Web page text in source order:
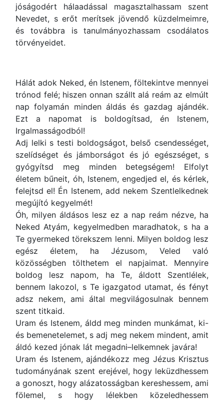
jóságodért hálaadással magasztalhassam szent
Nevedet, s erőt merítsek jövendő küzdelmeimre,
és továbbra is tanulmányozhassam csodálatos
törvényeidet.
Hálát adok Neked, én Istenem, föltekintve mennyei
trónod felé; hiszen onnan szállt alá reám az elmúlt
nap folyamán minden áldás és gazdag ajándék.
Ezt a napomat is boldogítsad, én Istenem,
Irgalmasságodból!
Adj lelki s testi boldogságot, belső csendességet,
szelídséget és jámborságot és jó egészséget, s
gyógyítsd meg minden betegségem! Elfolyt
életem bűneit, óh, Istenem, engedjed el, és kérlek,
felejtsd el! Én Istenem, add nekem Szentlelkednek
megújító kegyelmét!
Óh, milyen áldásos lesz ez a nap reám nézve, ha
Neked Atyám, kegyelmedben maradhatok, s ha a
Te gyermeked törekszem lenni. Milyen boldog lesz
egész életem, ha Jézusom, Veled való
közösségben tölthetem el napjaimat. Mennyire
boldog lesz napom, ha Te, áldott Szentlélek,
bennem lakozol, s Te igazgatod utamat, és fényt
adsz nekem, ami által megvilágosulnak bennem
szent titkaid.
Uram és Istenem, áldd meg minden munkámat, ki-
és bemenetelemet, s adj meg nekem mindent, amit
áldó kezed jónak lát megadni–lelkemnek javára!
Uram és Istenem, ajándékozz meg Jézus Krisztus
tudományának szent erejével, hogy leküzdhessem
a gonoszt, hogy alázatosságban kereshessem, ami
fölemel, s hogy lélekben közeledhessem